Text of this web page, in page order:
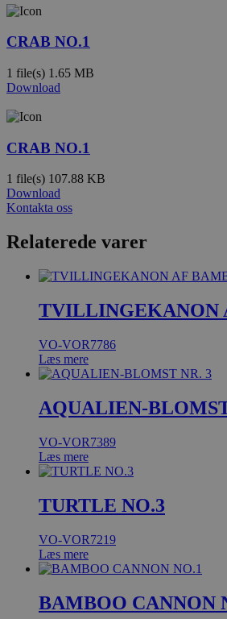
CRAB NO.1
1 file(s) 1.65 MB
Download
CRAB NO.1
1 file(s) 107.88 KB
Download
Kontakta oss
Relaterede varer
TVILLINGEKANON
VO-VOR7786
Læs mere
AQUALIEN-
VO-VOR7389
Læs mere
TURTLE NO.3
VO-VOR7219
Læs mere
BAMBOO CANNON